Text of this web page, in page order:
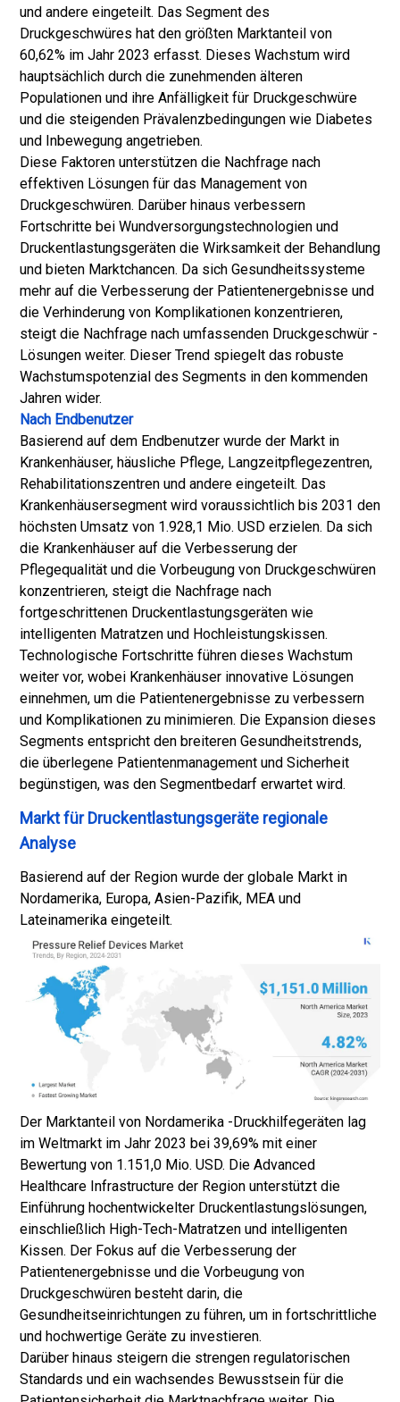
und andere eingeteilt. Das Segment des
Druckgeschwüres hat den größten Marktanteil von
60,62% im Jahr 2023 erfasst. Dieses Wachstum wird
hauptsächlich durch die zunehmenden älteren
Populationen und ihre Anfälligkeit für Druckgeschwüre
und die steigenden Prävalenzbedingungen wie Diabetes
und Inbewegung angetrieben.
Diese Faktoren unterstützen die Nachfrage nach
effektiven Lösungen für das Management von
Druckgeschwüren. Darüber hinaus verbessern
Fortschritte bei Wundversorgungstechnologien und
Druckentlastungsgeräten die Wirksamkeit der Behandlung
und bieten Marktchancen. Da sich Gesundheitssysteme
mehr auf die Verbesserung der Patientenergebnisse und
die Verhinderung von Komplikationen konzentrieren,
steigt die Nachfrage nach umfassenden Druckgeschwür -
Lösungen weiter. Dieser Trend spiegelt das robuste
Wachstumspotenzial des Segments in den kommenden
Jahren wider.
Nach Endbenutzer
Basierend auf dem Endbenutzer wurde der Markt in
Krankenhäuser, häusliche Pflege, Langzeitpflegezentren,
Rehabilitationszentren und andere eingeteilt. Das
Krankenhäusersegment wird voraussichtlich bis 2031 den
höchsten Umsatz von 1.928,1 Mio. USD erzielen. Da sich
die Krankenhäuser auf die Verbesserung der
Pflegequalität und die Vorbeugung von Druckgeschwüren
konzentrieren, steigt die Nachfrage nach
fortgeschrittenen Druckentlastungsgeräten wie
intelligenten Matratzen und Hochleistungskissen.
Technologische Fortschritte führen dieses Wachstum
weiter vor, wobei Krankenhäuser innovative Lösungen
einnehmen, um die Patientenergebnisse zu verbessern
und Komplikationen zu minimieren. Die Expansion dieses
Segments entspricht den breiteren Gesundheitstrends,
die überlegene Patientenmanagement und Sicherheit
begünstigen, was den Segmentbedarf erwartet wird.
Markt für Druckentlastungsgeräte regionale
Analyse
Basierend auf der Region wurde der globale Markt in
Nordamerika, Europa, Asien-Pazifik, MEA und
Lateinamerika eingeteilt.
Der Marktanteil von Nordamerika -Druckhilfegeräten lag
im Weltmarkt im Jahr 2023 bei 39,69% mit einer
Bewertung von 1.151,0 Mio. USD. Die Advanced
Healthcare Infrastructure der Region unterstützt die
Einführung hochentwickelter Druckentlastungslösungen,
einschließlich High-Tech-Matratzen und intelligenten
Kissen. Der Fokus auf die Verbesserung der
Patientenergebnisse und die Vorbeugung von
Druckgeschwüren besteht darin, die
Gesundheitseinrichtungen zu führen, um in fortschrittliche
und hochwertige Geräte zu investieren.
Darüber hinaus steigern die strengen regulatorischen
Standards und ein wachsendes Bewusstsein für die